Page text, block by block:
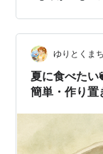
本くらい 🍄き
1/2パック〜お
さじ1.5 みりん
しにんにく（
ゆりとくま
夏に食べたい
簡単・作り